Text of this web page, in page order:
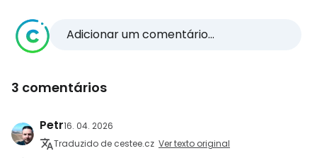
Adicionar um comentário...
3 comentários
Petr16. 04. 2026
Traduzido de cestee.cz Ver texto original